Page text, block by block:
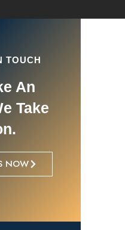
TOUCH
An
Take
NOW